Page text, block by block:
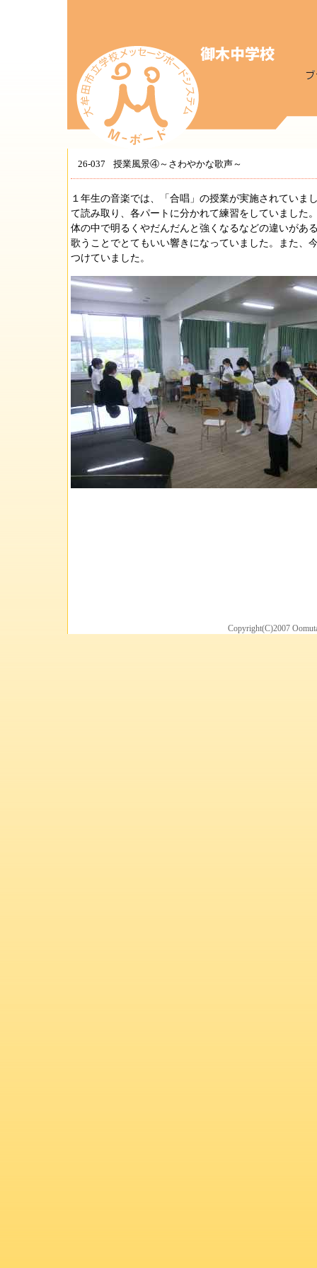
26-037 授業風景④～さわやかな歌声～
１年生の音楽では、「合唱」の授業が実施されていま
て読み取り、各パートに分かれて練習をしていました
体の中で明るくやだんだんと強くなるなどの違いがあ
歌うことでとてもいい響きになっていました。また、
つけていました。
Copyright(C)2007